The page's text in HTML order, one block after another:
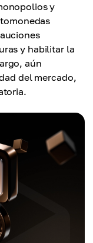
y
y habilitar la
aún
del mercado,